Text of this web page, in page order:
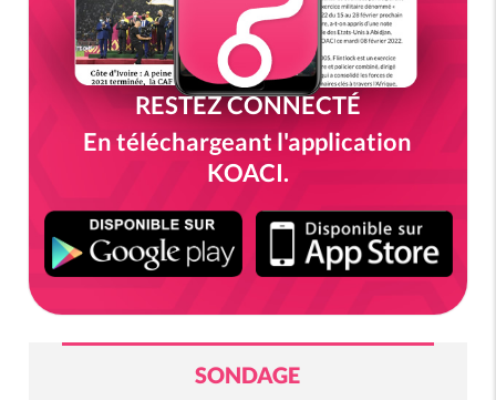
RESTEZ CONNECTÉ
En téléchargeant l'application
KOACI.
SONDAGE